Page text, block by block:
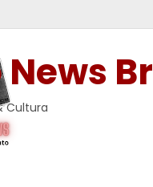
Br
Cultura